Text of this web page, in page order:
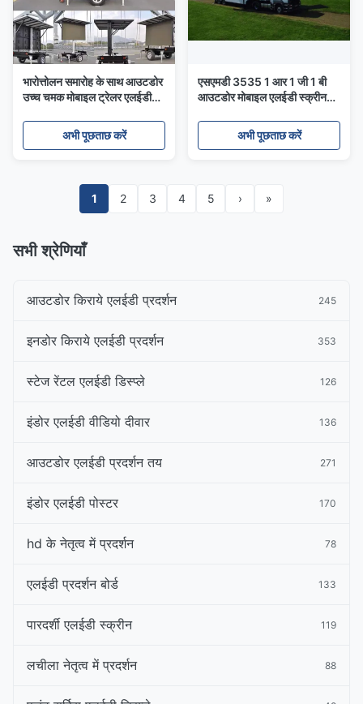
भारोत्तोलन समारोह के साथ आउटडोर
उच्च चमक मोबाइल ट्रेलर एलईडी
अभी पूछताछ करें
एसएमडी 3535 1 आर 1 जी 1 बी
आउटडोर मोबाइल एलईडी स्क्रीन
/ आईपी 54
अभी पूछताछ करें
1 2 3 4 5 › »
सभी श्रेणियाँ
आउटडोर किराये एलईडी प्रदर्शन 245
इनडोर किराये एलईडी प्रदर्शन 353
स्टेज रेंटल एलईडी डिस्प्ले 126
इंडोर एलईडी वीडियो दीवार 136
आउटडोर एलईडी प्रदर्शन तय 271
इंडोर एलईडी पोस्टर 170
hd के नेतृत्व में प्रदर्शन 78
एलईडी प्रदर्शन बोर्ड 133
पारदर्शी एलईडी स्क्रीन 119
लचीला नेतृत्व में प्रदर्शन 88